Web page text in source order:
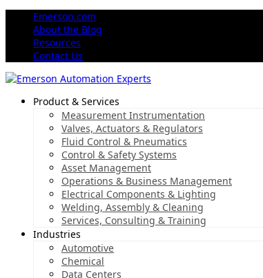
Emerson.com
About the Blog
Resources
Contact Us
Product & Services
Measurement Instrumentation
Valves, Actuators & Regulators
Fluid Control & Pneumatics
Control & Safety Systems
Asset Management
Operations & Business Management
Electrical Components & Lighting
Welding, Assembly & Cleaning
Services, Consulting & Training
Industries
Automotive
Chemical
Data Centers